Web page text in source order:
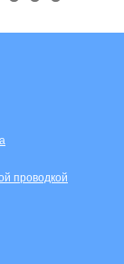
проводкой